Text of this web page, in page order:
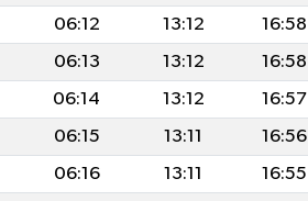
06:12 13:12 16:58
06:13 13:12 16:58
06:14 13:12 16:57
06:15 13:11 16:56
06:16 13:11 16:55